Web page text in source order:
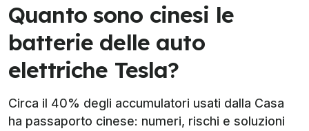
Quanto sono cinesi le
batterie delle auto
elettriche Tesla?
Circa il 40% degli accumulatori usati dalla Casa
ha passaporto cinese: numeri, rischi e soluzioni